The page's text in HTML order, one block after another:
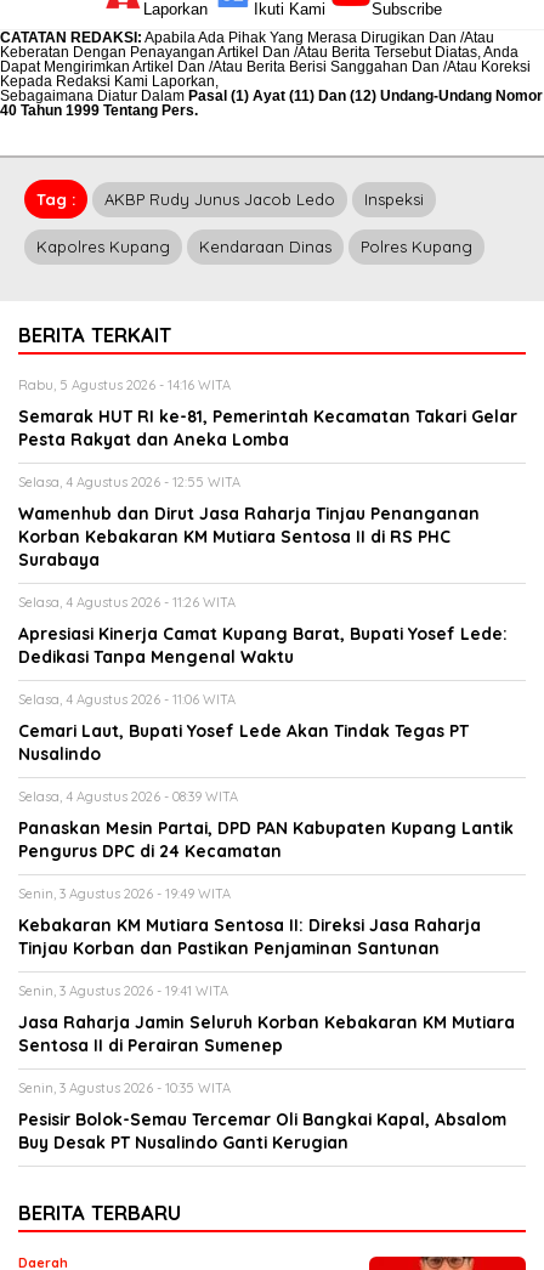
Laporkan Ikuti Kami Subscribe
CATATAN REDAKSI : Apabila Ada Pihak Yang Merasa Dirugikan Dan /Atau
Keberatan Dengan Penayangan Artikel Dan /Atau Berita Tersebut Diatas, Anda
Dapat Mengirimkan Artikel Dan /Atau Berita Berisi Sanggahan Dan /Atau Koreksi
Kepada Redaksi Kami Laporkan,
Sebagaimana Diatur Dalam Pasal (1) Ayat (11) Dan (12) Undang-Undang Nomor
40 Tahun 1999 Tentang Pers.
Tag : AKBP Rudy Junus Jacob Ledo Inspeksi
Kapolres Kupang Kendaraan Dinas Polres Kupang
BERITA TERKAIT
Rabu, 5 Agustus 2026 - 14:16 WITA
Semarak HUT RI ke-81, Pemerintah Kecamatan Takari Gelar
Pesta Rakyat dan Aneka Lomba
Selasa, 4 Agustus 2026 - 12:55 WITA
Wamenhub dan Dirut Jasa Raharja Tinjau Penanganan
Korban Kebakaran KM Mutiara Sentosa II di RS PHC
Surabaya
Selasa, 4 Agustus 2026 - 11:26 WITA
Apresiasi Kinerja Camat Kupang Barat, Bupati Yosef Lede:
Dedikasi Tanpa Mengenal Waktu
Selasa, 4 Agustus 2026 - 11:06 WITA
Cemari Laut, Bupati Yosef Lede Akan Tindak Tegas PT
Nusalindo
Selasa, 4 Agustus 2026 - 08:39 WITA
Panaskan Mesin Partai, DPD PAN Kabupaten Kupang Lantik
Pengurus DPC di 24 Kecamatan
Senin, 3 Agustus 2026 - 19:49 WITA
Kebakaran KM Mutiara Sentosa II: Direksi Jasa Raharja
Tinjau Korban dan Pastikan Penjaminan Santunan
Senin, 3 Agustus 2026 - 19:41 WITA
Jasa Raharja Jamin Seluruh Korban Kebakaran KM Mutiara
Sentosa II di Perairan Sumenep
Senin, 3 Agustus 2026 - 10:35 WITA
Pesisir Bolok-Semau Tercemar Oli Bangkai Kapal, Absalom
Buy Desak PT Nusalindo Ganti Kerugian
BERITA TERBARU
Daerah